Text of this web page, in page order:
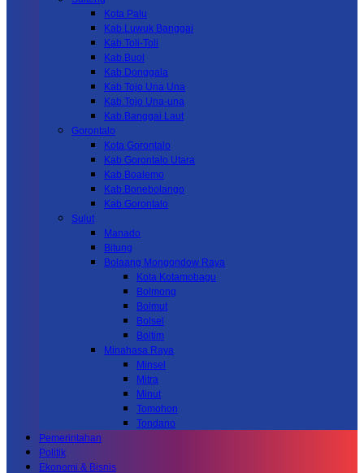
Kota Palu
Kab.Luwuk Banggai
Kab.Toli-Toli
Kab.Buol
Kab.Donggala
Kab Tojo Una Una
Kab.Tojo Una-una
Kab.Banggai Laut
Gorontalo
Kota Gorontalo
Kab Gorontalo Utara
Kab Boalemo
Kab.Bonebolango
Kab.Gorontalo
Sulut
Manado
Bitung
Bolaang Mongondow Raya
Kota Kotamobagu
Bolmong
Bolmut
Bolsel
Boltim
Minahasa Raya
Minsel
Mitra
Minut
Tomohon
Tondano
Pemerintahan
Politik
Ekonomi & Bisnis